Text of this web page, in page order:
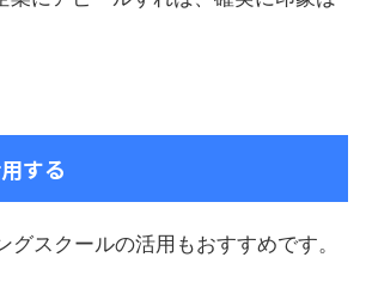
する
グスクールの活用もおすすめです。